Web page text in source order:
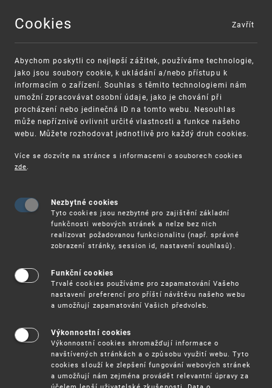
MENU
VAROVÁNÍ
Finanční podpora
Vynálezy / Patenty
Užitnévzory
Ochrannéznámky
Cookies
Abychom poskytli co nejlepší zážitek, používáme technologie,
jako jsou soubory cookie, k ukládání a/nebo přístupu k
informacím o zařízení. Souhlas s těmito technologiemi nám
umožní zpracovávat osobní údaje, jako je chování při
procházení nebo jedinečná ID na tomto webu. Nesouhlas
může nepříznivě ovlivnit určité vlastnosti a funkce našeho
webu. Můžete rozhodovat jednotlivě pro každý druh cookies.
Více se dozvíte na stránce s informacemi o souborech cookies
zde.
Nezbytné cookies
Tyto cookies jsou nezbytné pro zajištění základní
funkčnosti webových stránek a nelze bez nich
realizovat požadovanou funkcionalitu (např. správné
zobrazení stránky, session id, nastavení souhlasů).
Funkční cookies
Trvalé cookies používáme pro zapamatování Vašeho
nastavení preferencí pro příští návštěvu našeho webu
a umožňují zapamatování Vašich předvoleb.
Výkonnostní cookies
Výkonnostní cookies shromažďují informace o
navštívených stránkách a o způsobu využití webu. Tyto
cookies slouží ke zlepšení fungování webových stránek
a umožňují nám zejména provádět relevantní úpravy za
účelem lepší uživatelské zkušenosti. Data o
Zavřít